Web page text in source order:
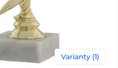
Varianty (1)